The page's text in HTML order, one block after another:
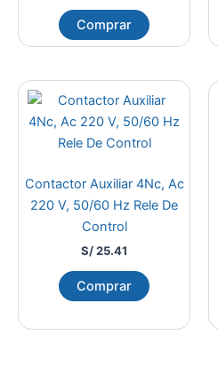
Comprar
Contactor Auxiliar 4Nc, Ac
220 V, 50/60 Hz Rele De
Control
S/25.41
Comprar